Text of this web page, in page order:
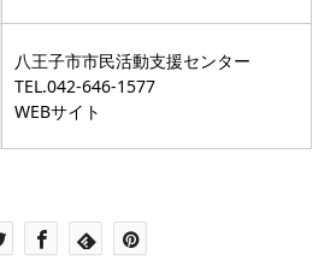
八王子市市民活動支援センター
TEL.042-646-1577
WEBサイト